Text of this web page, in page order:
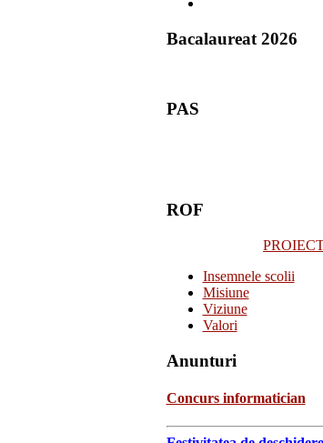
Bacalaureat 2026
PAS
ROF
Insemnele scolii
Misiune
Viziune
Valori
Anunturi
Concurs informatician